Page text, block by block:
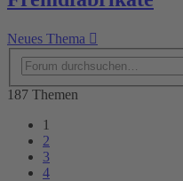
Neues Thema
187 Themen
1
2
3
4